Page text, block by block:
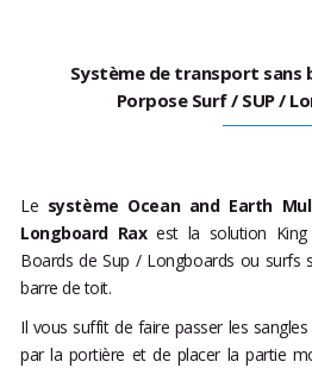
Système de transport
Porpose Surf / SUP /
Le système Ocean and Earth
Longboard Raxest la solution King
Boards de Sup / Longboards ou surfs
barre de toit.
Il vous suffit de faire passer les
par la portière et de placer la partie